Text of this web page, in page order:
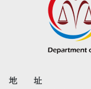
地 址